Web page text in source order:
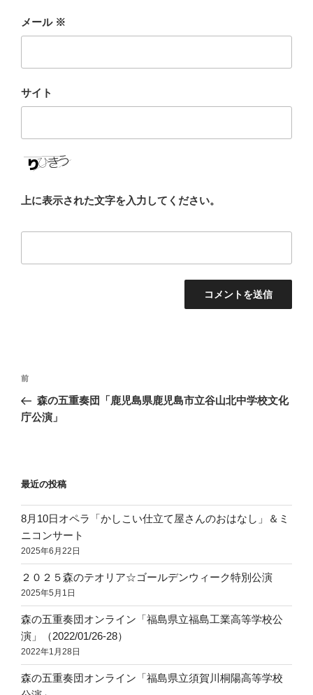
メール ※
サイト
上に表示された文字を入力してください。
投
ナ
シ
ョ
ン
前
の
投
前
森の五重奏団「鹿児島県鹿児島市立谷山北中学校文化
庁公演」
最近の投稿
8月10日オペラ「かしこい仕立て屋さんのおはなし」＆ミ
ニコンサート
2025年6月22日
２０２５森のテオリア☆ゴールデンウィーク特別公演
2025年5月1日
森の五重奏団オンライン「福島県立福島工業高等学校公
演」（2022/01/26-28）
2022年1月28日
森の五重奏団オンライン「福島県立須賀川桐陽高等学校